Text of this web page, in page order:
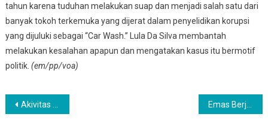
tahun karena tuduhan melakukan suap dan menjadi salah satu dari
banyak tokoh terkemuka yang dijerat dalam penyelidikan korupsi
yang dijuluki sebagai “Car Wash.” Lula Da Silva membantah
melakukan kesalahan apapun dan mengatakan kasus itu bermotif
politik. (em/pp/voa)
Navigasi
Akivitas Para Buzzer Bisa Menimbulkan Gesekan Sosial